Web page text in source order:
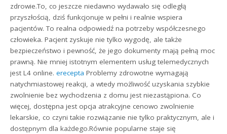
zdrowie.To, co jeszcze niedawno wydawało się odległą
przyszłością, dziś funkcjonuje w pełni i realnie wspiera
pacjentów. To realna odpowiedź na potrzeby współczesnego
człowieka. Pacjent zyskuje nie tylko wygodę, ale także
bezpieczeństwo i pewność, że jego dokumenty mają pełną moc
prawną. Nie mniej istotnym elementem usług telemedycznych
jest L4 online.erecepta Problemy zdrowotne wymagają
natychmiastowej reakcji, a wtedy możliwość uzyskania szybkie
zwolnienie bez wychodzenia z domu jest niezastąpiona. Co
więcej, dostępna jest opcja atrakcyjne cenowo zwolnienie
lekarskie, co czyni takie rozwiązanie nie tylko praktycznym, ale i
dostępnym dla każdego.Równie popularne staje się